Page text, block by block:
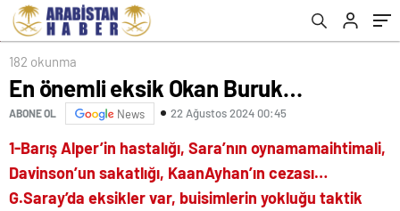
182 okunma
En önemli eksik Okan Buruk…
ABONE OL News 22 Ağustos 2024 00:45
1-Barış Alper’in hastalığı, Sara’nın oynamamaihtimali,
Davinson’un sakatlığı, KaanAyhan’ın cezası…
G.Saray’da eksikler var, buisimlerin yokluğu taktik